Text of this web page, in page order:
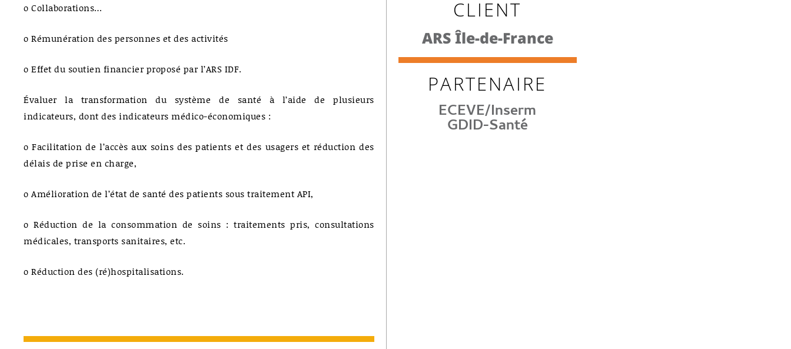
o Collaborations…
o Rémunération des personnes et des activités
o Effet du soutien financier proposé par l’ARS IDF.
Évaluer la transformation du système de santé à l’aide de plusieurs
indicateurs, dont des indicateurs médico-économiques :
o Facilitation de l’accès aux soins des patients et des usagers et réduction des
délais de prise en charge,
o Amélioration de l’état de santé des patients sous traitement API,
o Réduction de la consommation de soins : traitements pris, consultations
médicales, transports sanitaires, etc.
o Réduction des (ré)hospitalisations.
CLIENT
ARS Île-de-France
PARTENAIRE
ECEVE/Inserm
GDID-Santé